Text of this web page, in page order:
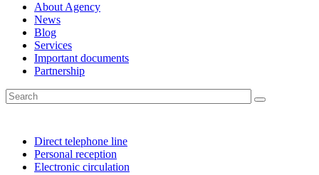
About Agency
News
Blog
Services
Important documents
Partnership
Direct telephone line
Personal reception
Electronic circulation